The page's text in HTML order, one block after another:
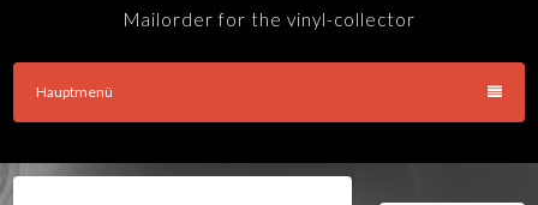
Mailorder for the vinyl-collector
Hauptmenü